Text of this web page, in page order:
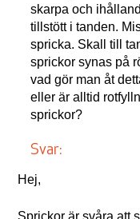
skarpa och
tillstött i tanden.
spricka. Skall till
sprickor synas på
vad gör man åt
eller är alltid
sprickor?
Svar:
Hej,